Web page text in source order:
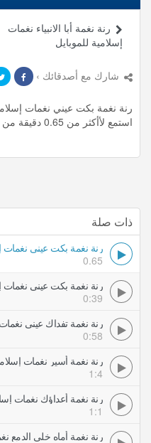
رنة نغمة أبا الانبياء نغمات
إسلامية للموبايل
شارك مع أصدقائك ›
استمع لأأكثر من 0.65 دقيقة من رنات المميزة مجانا.
ذات صلة
رنة نغمة بكت عيني نغمات
0.65
رنة نغمة بكت عيني نغمات
0:39
رنة نغمة تفداك عيني
0:58
رنة نغمة أسير نغمات
1:4
رنة نغمة أعداؤك نغمات
1:1
رنة نغمة أماه خلي الدمع